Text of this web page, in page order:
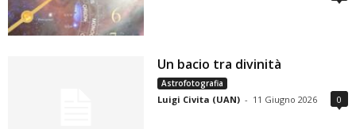
Un bacio tra divinità
Astrofotografia
Luigi Civita (UAN) - 11 Giugno 2026 0